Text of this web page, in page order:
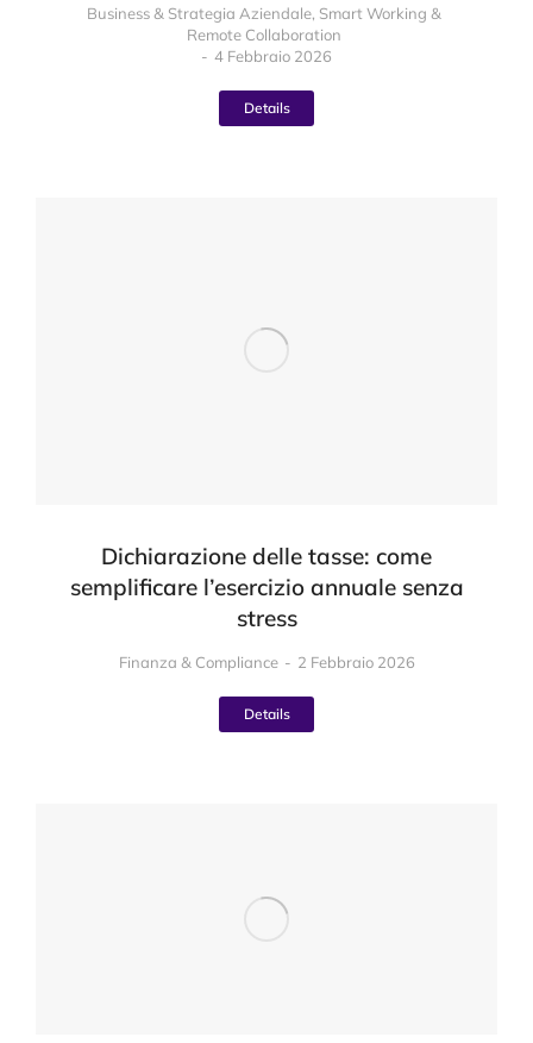
Business & Strategia Aziendale, Smart Working &
Remote Collaboration
4 Febbraio 2026
Details
Dichiarazione delle tasse: come
semplificare l’esercizio annuale senza
stress
Finanza & Compliance 2 Febbraio 2026
Details